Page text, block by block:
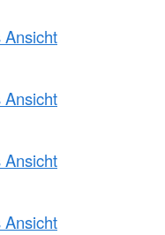
Ansicht
Ansicht
Ansicht
Ansicht